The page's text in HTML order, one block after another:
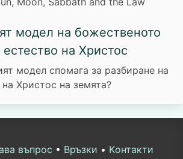
модел на божественото
на Христос
модел спомага за разбиране на
Христос на земята?
въпрос • Връзки • Kонтакти